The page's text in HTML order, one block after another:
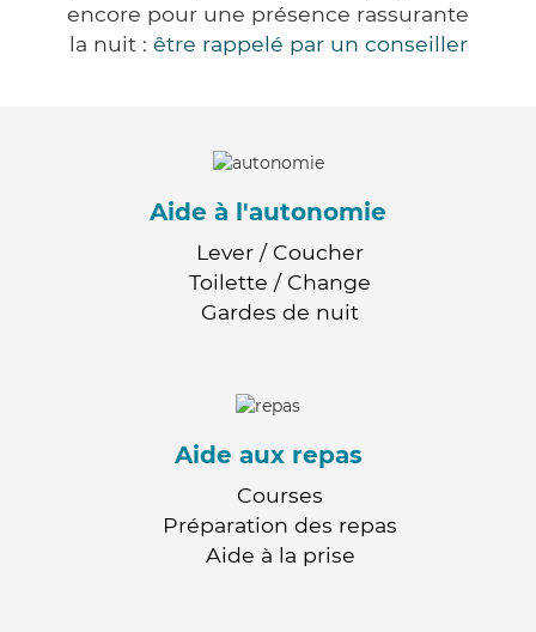
encore pour une présence rassurante
la nuit : être rappelé par un conseiller
Aide à l'autonomie
Lever / Coucher
Toilette / Change
Gardes de nuit
Aide aux repas
Courses
Préparation des repas
Aide à la prise